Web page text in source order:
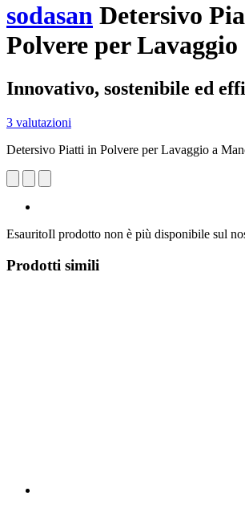
sodasan Detersivo
Polvere per
Innovativo, sostenibile ed
3 valutazioni
Detersivo Piatti in Polvere per Lavaggio a
EsauritoIl prodotto non è più disponibile sul
Prodotti simili